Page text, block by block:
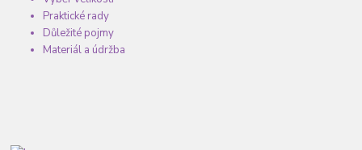
Praktické rady
Důležité pojmy
Materiál a údržba